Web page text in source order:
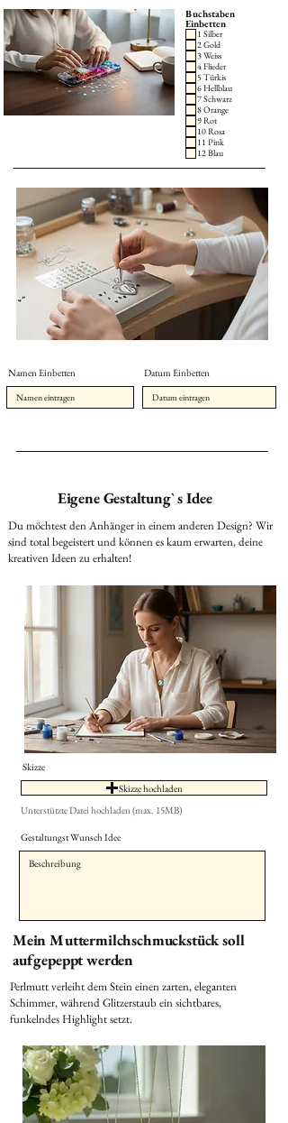
Buchstaben
Einbetten
1 Silber
2 Gold
3 Weiss
4 Flieder
5 Türkis
6 Hellblau
7 Schwarz
8 Orange
9 Rot
10 Rosa
11 Pink
12 Blau
Namen Einbetten Datum Einbetten
Eigene Gestaltung` s Idee
Du möchtest den Anhänger in einem anderen Design? Wir
sind total begeistert und können es kaum erwarten, deine
kreativen Ideen zu erhalten!
Skizze
Skizze hochladen
Unterstützte Datei hochladen (max. 15MB)
Gestaltungst Wunsch Idee
Mein Muttermilchschmuckstück soll
aufgepeppt werden
Perlmutt verleiht dem Stein einen zarten, eleganten
Schimmer, während Glitzerstaub ein sichtbares,
funkelndes Highlight setzt.